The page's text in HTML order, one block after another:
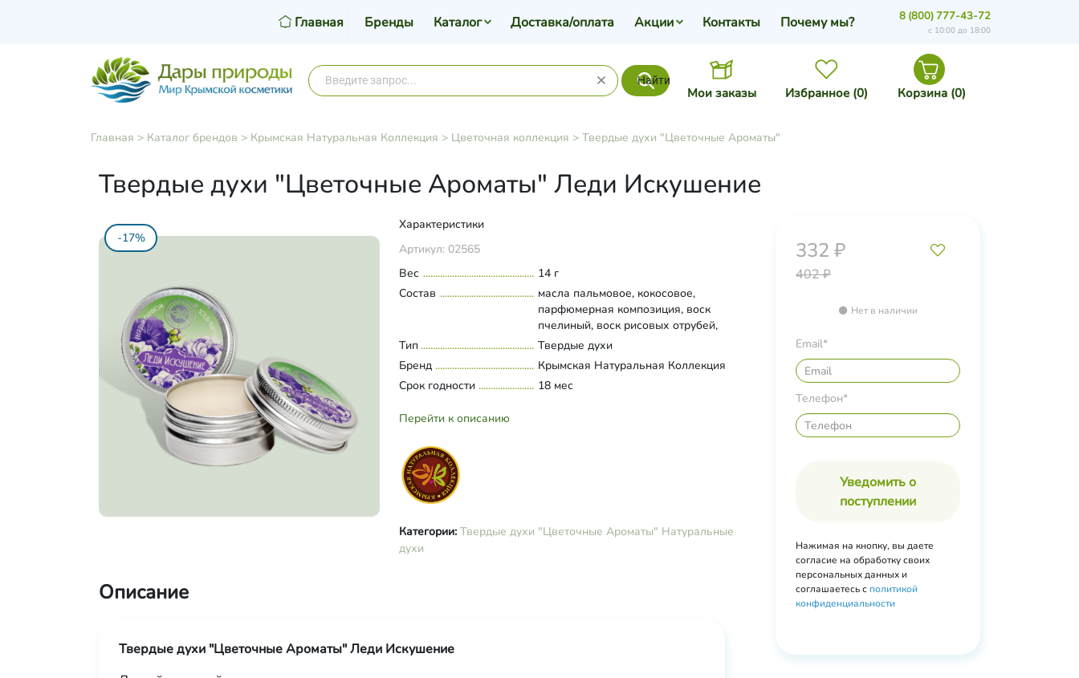
Найти
Мои заказы Избранное (0) Корзина (0)
Главная Бренды Каталог Доставка/оплата Акции Контакты Почему мы? 8 (800) 777-43-72
с 10:00 до 18:00
Главная > Каталог брендов > Крымская Натуральная Коллекция > Цветочная коллекция > Твердые духи "Цветочные Ароматы"
Твердые духи "Цветочные Ароматы" Леди Искушение
-17%
Характеристики
Артикул: 02565
Вес
14 г
Состав
масла пальмовое, кокосовое,
парфюмерная композиция, воск
пчелиный, воск рисовых отрубей,
(феноксиэтанол, этилгексилглицерин),
витамин Е, аскорбил пальмитат.
Развернуть состав
Тип
Твердые духи
Бренд
Крымская Натуральная Коллекция
Срок годности
18 мес
Перейти к описанию
Категории: Твердые духи "Цветочные Ароматы" Натуральные
духи
332 ₽
402 ₽
Нет в наличии
Email*
Телефон*
Уведомить о
поступлении
Нажимая на кнопку, вы даете
согласие на обработку своих
персональных данных и
соглашаетесь с политикой
конфиденциальности
Описание
Твердые духи "Цветочные Ароматы" Леди Искушение